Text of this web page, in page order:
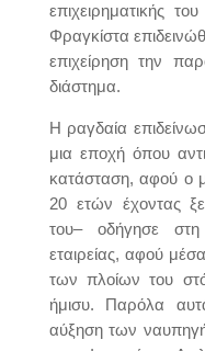
επιχειρηματικής
Φραγκίστα
επιχείρηση την
διάστημα.
Η ραγδαία
μια εποχή όπου
κατάσταση, αφού ο
20 ετών έχοντας
του– οδήγησε
εταιρείας, αφού
των πλοίων του
ήμισυ. Παρόλα
αύξηση των